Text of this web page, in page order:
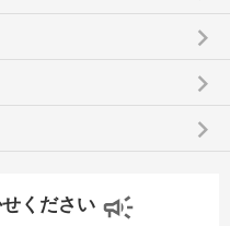
keyboard_arrow_right
keyboard_arrow_right
keyboard_arrow_right
ください